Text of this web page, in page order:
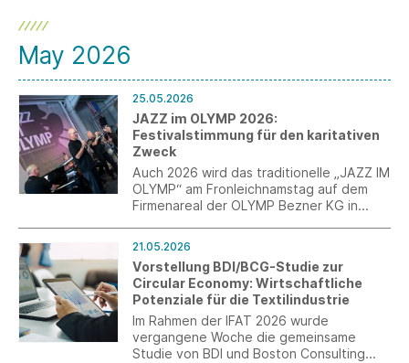
May 2026
25.05.2026
JAZZ im OLYMP 2026:
Festivalstimmung für den karitativen
Zweck
Auch 2026 wird das traditionelle „JAZZ IM
OLYMP“ am Fronleichnamstag auf dem
Firmenareal der OLYMP Bezner KG in
gehen an die von der OLYMP-Bezner-
Stiftung geförderten Projekte für Kinder
und Jugendliche.
21.05.2026
Vorstellung BDI/BCG-Studie zur
Circular Economy: Wirtschaftliche
Potenziale für die Textilindustrie
Im Rahmen der IFAT 2026 wurde
vergangene Woche die gemeinsame
Studie von BDI und Boston Consulting